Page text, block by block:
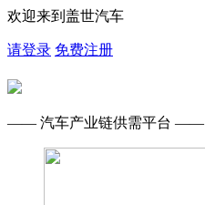
欢迎来到盖世汽车
请登录 免费注册
—— 汽车产业链供需平台 ——